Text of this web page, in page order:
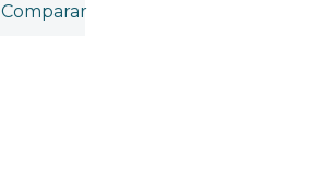
Comparar